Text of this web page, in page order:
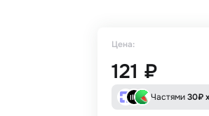
Цена:
121 ₽
Частями30₽